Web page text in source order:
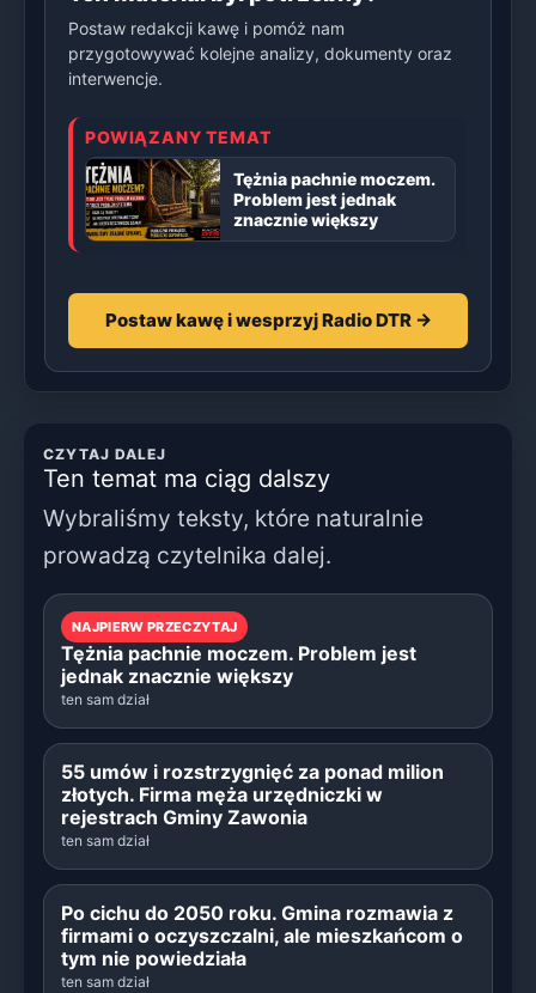
Postaw redakcji kawę i pomóż nam
przygotowywać kolejne analizy, dokumenty oraz
interwencje.
POWIĄZANY TEMAT
Tężnia pachnie moczem.
Problem jest jednak
znacznie większy
Postaw kawę i wesprzyj Radio DTR →
CZYTAJ DALEJ
Ten temat ma ciąg dalszy
Wybraliśmy teksty, które naturalnie
prowadzą czytelnika dalej.
NAJPIERW PRZECZYTAJ
Tężnia pachnie moczem. Problem jest
jednak znacznie większy
ten sam dział
55 umów i rozstrzygnięć za ponad milion
złotych. Firma męża urzędniczki w
rejestrach Gminy Zawonia
ten sam dział
Po cichu do 2050 roku. Gmina rozmawia z
firmami o oczyszczalni, ale mieszkańcom o
tym nie powiedziała
ten sam dział